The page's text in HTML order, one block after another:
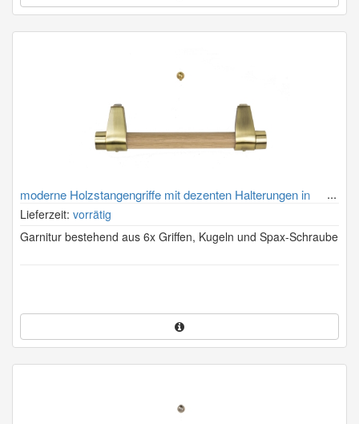
moderne Holzstangengriffe mit dezenten Halterungen in
Altmessing (Holzstangen immer passend zum Sarg)
Lieferzeit: vorrätig
Garnitur bestehend aus 6x Griffen, Kugeln und Spax-Schraube